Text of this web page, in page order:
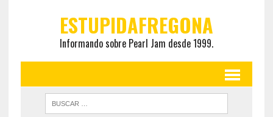
ESTUPIDAFREGONA
Informando sobre Pearl Jam desde 1999.